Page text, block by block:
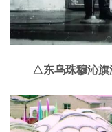
△东乌珠穆沁旗